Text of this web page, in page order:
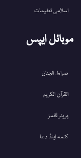
اسلامی تعلیمات
موبائل ایپس
صراط الجنان
القرآن الکریم
پریئر ٹائمز
کلمہ اینڈ دعا